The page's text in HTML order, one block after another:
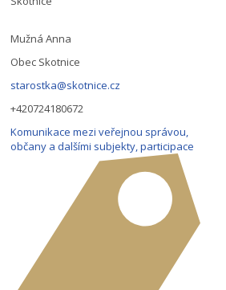
Mužná Anna
Obec Skotnice
starostka@skotnice.cz
+420724180672
Komunikace mezi veřejnou správou,
občany a dalšími subjekty, participace